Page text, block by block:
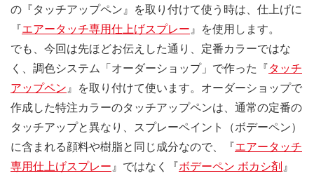
の『タッチアップペン』を取り付けて使う時は、仕上げに
『エアータッチ専用仕上げスプレー 』を使用します。
でも、今回は先ほどお伝えした通り、定番カラーではな
く、調色システム「オーダーショップ」で作った『タッチ
アップペン 』を取り付けて使います。オーダーショップで
作成した特注カラーのタッチアップペンは、通常の定番の
タッチアップと異なり、スプレーペイント（ボデーペン）
に含まれる顔料や樹脂と同じ成分なので、『エアータッチ
専用仕上げスプレー 』ではなく『ボデーペン ボカシ剤 』